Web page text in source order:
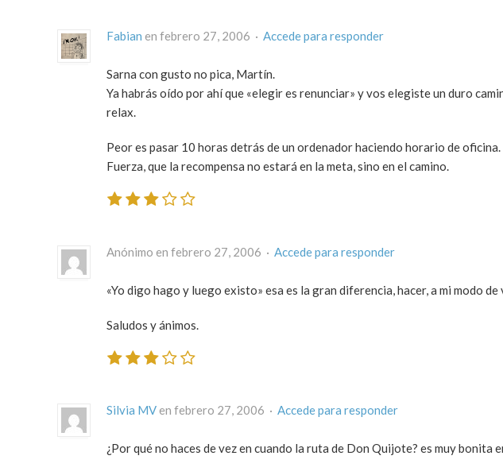
Fabian en febrero 27, 2006 · Accede para responder
Sarna con gusto no pica, Martín.
Ya habrás oído por ahí que «elegir es renunciar» y vos elegiste un duro
relax.
Peor es pasar 10 horas detrás de un ordenador haciendo horario de oficina.
Fuerza, que la recompensa no estará en la meta, sino en el camino.
Anónimo en febrero 27, 2006 · Accede para responder
«Yo digo hago y luego existo» esa es la gran diferencia, hacer, a mi modo
Saludos y ánimos.
Silvia MV en febrero 27, 2006 · Accede para responder
¿Por qué no haces de vez en cuando la ruta de Don Quijote? es muy bonita